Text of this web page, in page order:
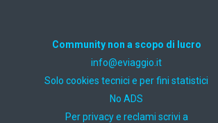
Community non a scopo di lucro
ti.oiggaive@ofni
Solo cookies tecnici e per fini statistici
No ADS
Per privacy e reclami scrivi a